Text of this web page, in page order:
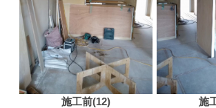
施工前(12) 施